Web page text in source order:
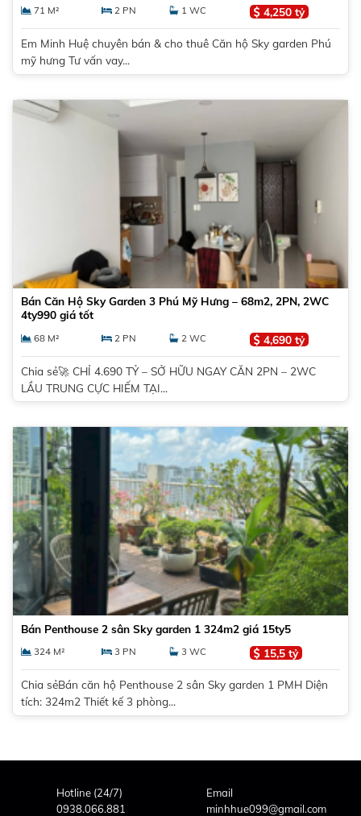
71 M² 2 PN 1 WC 4,250 tỷ
Em Minh Huệ chuyên bán & cho thuê Căn hộ Sky garden Phú
mỹ hưng Tư vấn vay...
Bán Căn Hộ Sky Garden 3 Phú Mỹ Hưng – 68m2, 2PN, 2WC
4ty990 giá tốt
68 M² 2 PN 2 WC 4,690 tỷ
Chia sẻ🚀 CHỈ 4.690 TỶ – SỞ HỮU NGAY CĂN 2PN – 2WC
LẦU TRUNG CỰC HIẾM TẠI...
Bán Penthouse 2 sân Sky garden 1 324m2 giá 15ty5
324 M² 3 PN 3 WC 15,5 tỷ
Chia sẻBán căn hộ Penthouse 2 sân Sky garden 1 PMH Diện
tích: 324m2 Thiết kế 3 phòng...
Hotline (24/7)
0938.066.881
Email
minhhue099@gmail.com